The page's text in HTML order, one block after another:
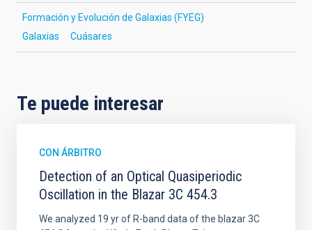
Formación y Evolución de Galaxias (FYEG)
Galaxias
Cuásares
Te puede interesar
CON ÁRBITRO
Detection of an Optical Quasiperiodic
Oscillation in the Blazar 3C 454.3
We analyzed 19 yr of R-band data of the blazar 3C